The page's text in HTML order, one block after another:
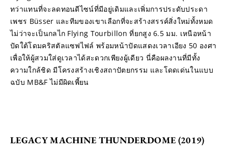
ทว่าแทนที่จะลดทอนดีไซน์ที่มีอยู่เดิมและเพิ่มการประดับประดา
เพชร Büsser และทีมของเขาเลือกที่จะสร้างสรรค์สิ่งใหม่ทั้งหมด
ไม่ว่าจะเป็นกลไก Flying Tourbillon ที่ยกสูง 6.5 มม. เหนือหน้า
ปัดใต้โดมคริสตัลแซฟไฟล์ พร้อมหน้าปัดแสดงเวลาเอียง 50 องศา
เพื่อให้ผู้สวมใส่ดูเวลาได้สะดวกเพียงผู้เดียว นี่คือผลงานที่มีทั้ง
ความใกล้ชิด มีโครงสร้างเชิงสถาปัตยกรรม และโดดเด่นในแบบ
ฉบับ MB&F ไม่มีผิดเพี้ยน
LEGACY MACHINE THUNDERDOME (2019)